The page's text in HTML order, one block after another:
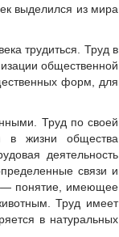
выделился из мира
трудиться. Труд в
общественной
форм, для
Труд по своей
в жизни общества
деятельность
связи и
— понятие, имеющее
Труд имеет
в натуральных